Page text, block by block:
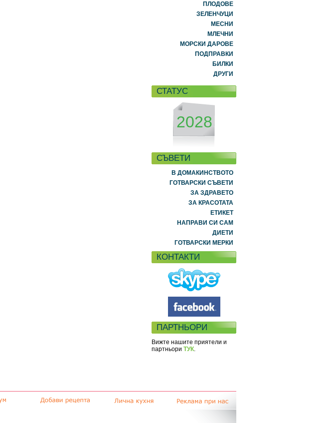
ПЛОДОВЕ
ЗЕЛЕНЧУЦИ
МЕСНИ
МЛЕЧНИ
МОРСКИ ДАРОВЕ
ПОДПРАВКИ
БИЛКИ
ДРУГИ
СТАТУС
2028
СЪВЕТИ
В ДОМАКИНСТВОТО
ГОТВАРСКИ СЪВЕТИ
ЗА ЗДРАВЕТО
ЗА КРАСОТАТА
ЕТИКЕТ
НАПРАВИ СИ САМ
ДИЕТИ
ГОТВАРСКИ МЕРКИ
КОНТАКТИ
ПАРТНЬОРИ
Вижте нашите приятели и
партньори ТУК.